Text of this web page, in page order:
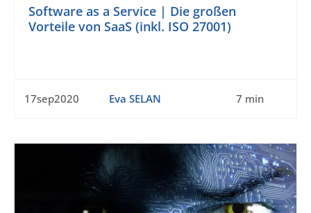
Software as a Service | Die großen
Vorteile von SaaS (inkl. ISO 27001)
17sep2020 Eva SELAN 7 min